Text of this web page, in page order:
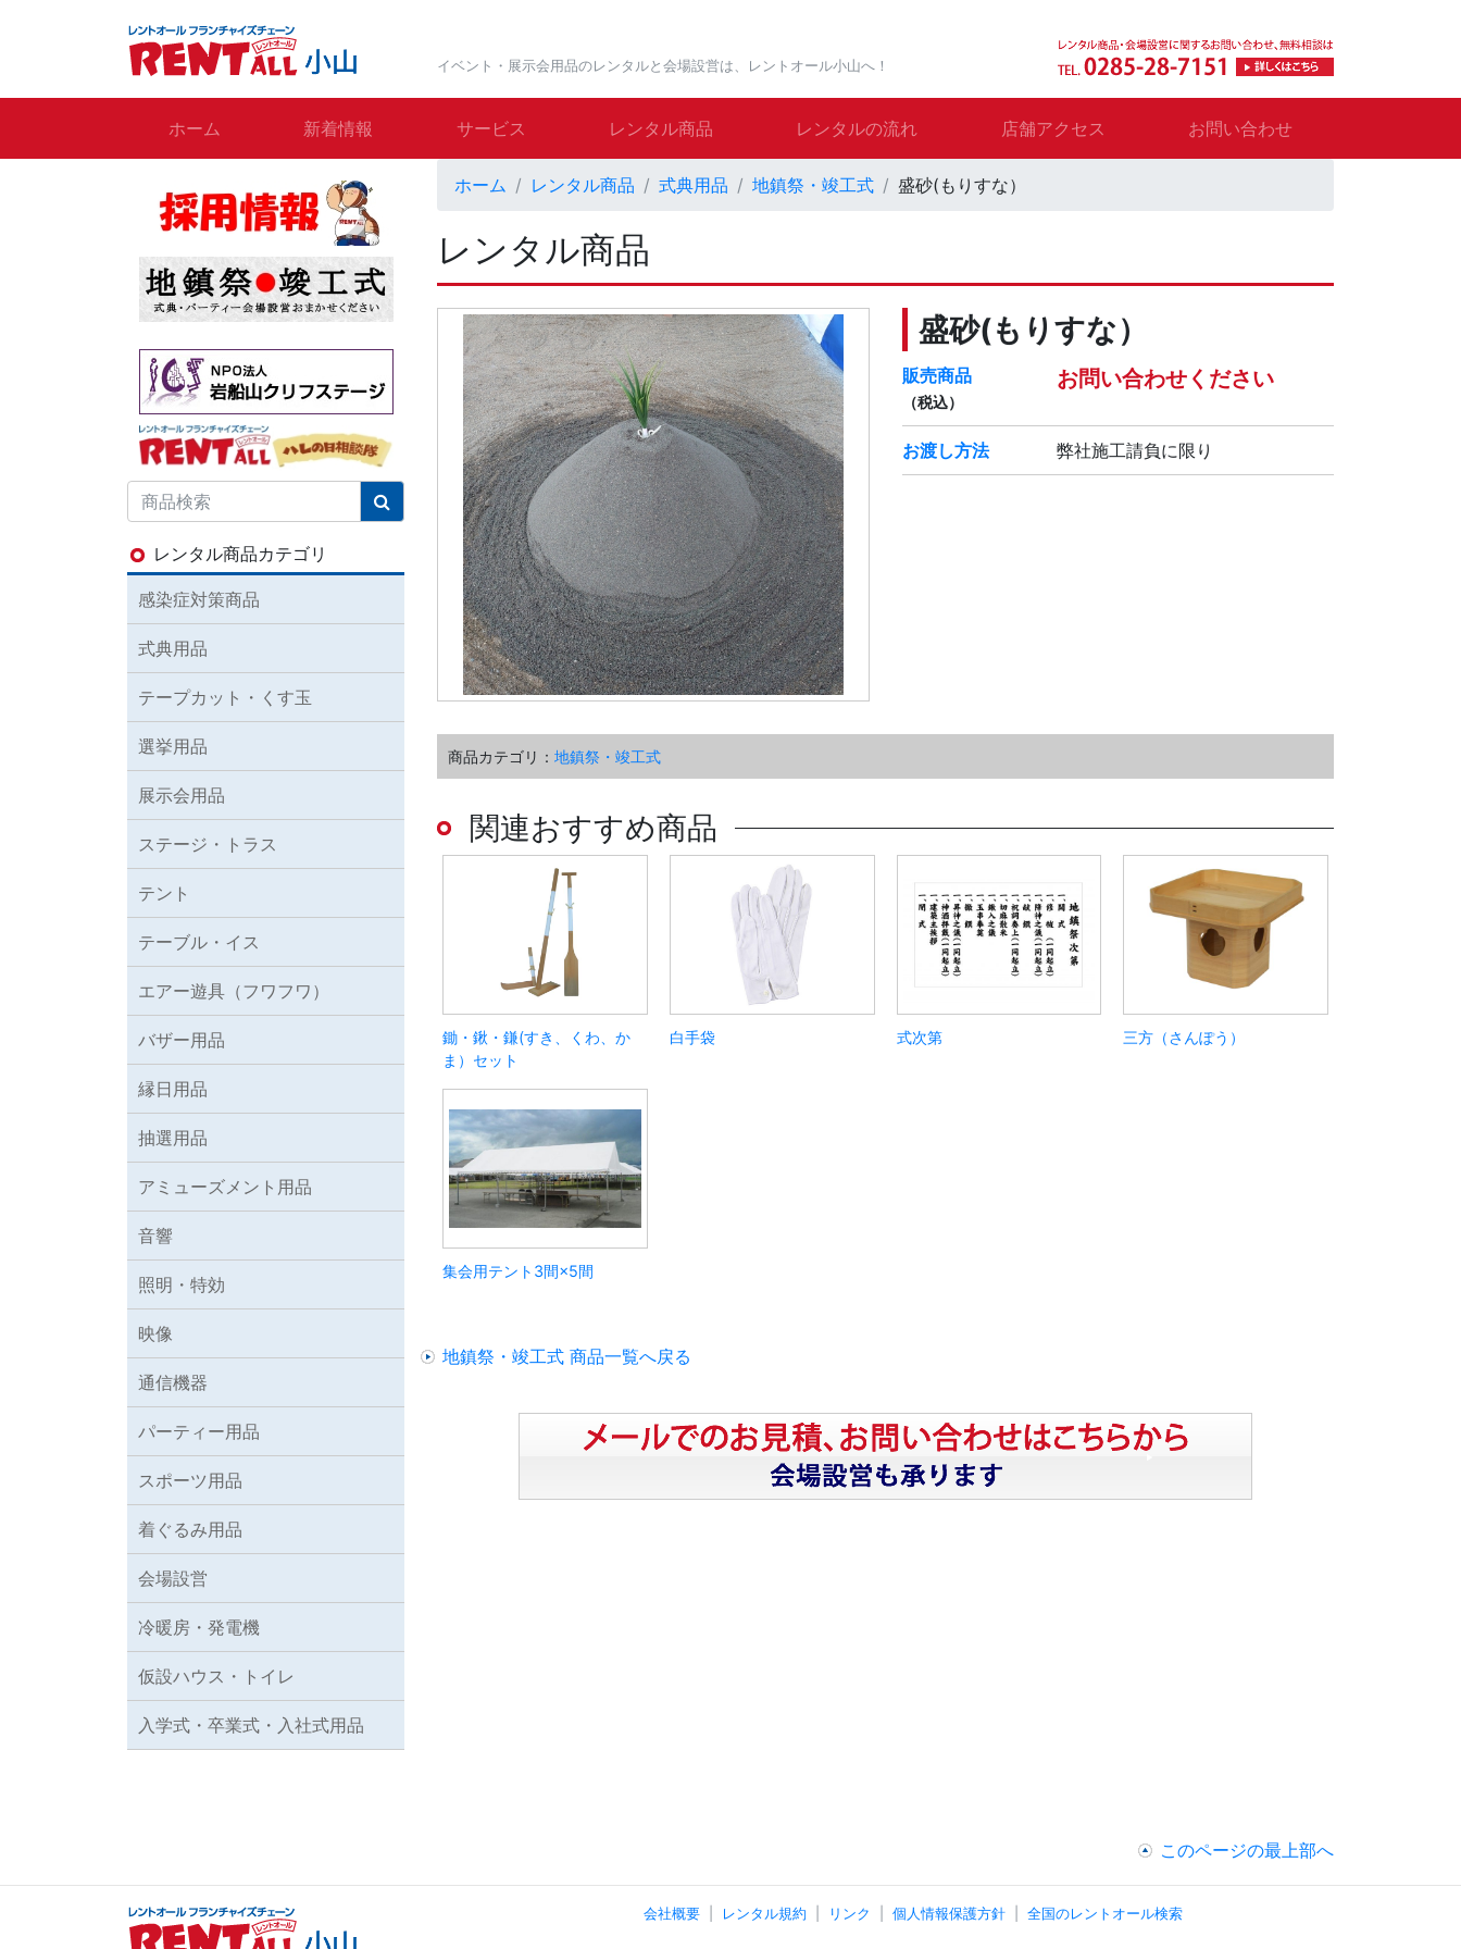
イベント・展示会用品のレンタルと会場設営は、レントオール小山へ！
ホーム 新着情報 サービス レンタル商品 レンタルの流れ 店舗アクセス お問い合わせ
ホーム レンタル商品 式典用品 地鎮祭・竣工式 盛砂(もりすな）
レンタル商品
盛砂(もりすな）
販売商品
（税込）
お問い合わせください
お渡し方法 弊社施工請負に限り
商品カテゴリ： 地鎮祭・竣工式
関連おすすめ商品
鋤・鍬・鎌(すき、くわ、か
ま）セット
白手袋 式次第 三方（さんぽう）
集会用テント3間×5間
地鎮祭・竣工式 商品一覧へ戻る
レンタル商品カテゴリ
感染症対策商品
式典用品
テープカット・くす玉
選挙用品
展示会用品
ステージ・トラス
テント
テーブル・イス
エアー遊具（フワフワ）
バザー用品
縁日用品
抽選用品
アミューズメント用品
音響
照明・特効
映像
通信機器
パーティー用品
スポーツ用品
着ぐるみ用品
会場設営
冷暖房・発電機
仮設ハウス・トイレ
入学式・卒業式・入社式用品
このページの最上部へ
会社概要 レンタル規約 リンク 個人情報保護方針 全国のレントオール検索